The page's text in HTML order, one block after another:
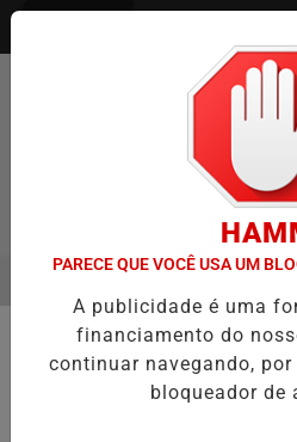
EM ALTA
🚔 SEGURANÇA E JUSTIÇA
Polícia Civil
apreende
PARECE QUE VOCÊ USA UM
A publicidade é uma
financiamento do
continuar navegando,
bloqueador de